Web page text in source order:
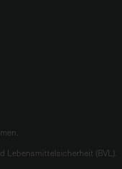
Lebensmittelsicherheit (BVL).